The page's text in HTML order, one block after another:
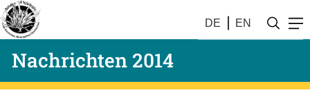
DE EN
Nachrichten 2014